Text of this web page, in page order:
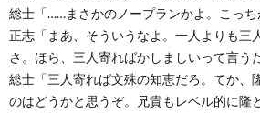
総士「……まさかのノープランかよ。こっち
正志「まあ、そういうなよ。一人よりも三
さ。ほら、三人寄ればかしましいって言う
総士「三人寄れば文殊の知恵だろ。てか、
のはどうかと思うぞ。兄貴もレベル的に隆